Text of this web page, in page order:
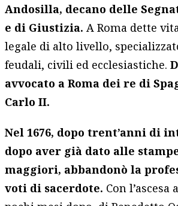
Andosilla, decano delle
e di Giustizia. A Roma dette
legale di alto livello,
feudali, civili ed ecclesiastiche.
avvocato a Roma dei re di
Carlo II.
Nel 1676, dopo trent’anni di
dopo aver già dato alle
maggiori, abbandonò la
voti di sacerdote. Con